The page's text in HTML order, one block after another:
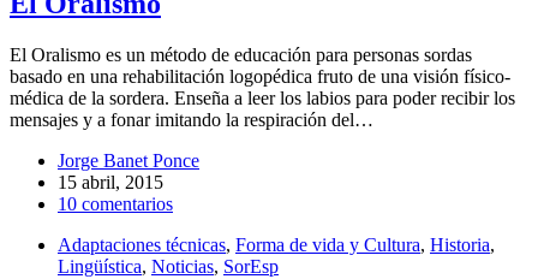
El Oralismo es un método de educación para personas sordas
basado en una rehabilitación logopédica fruto de una visión físico-
médica de la sordera. Enseña a leer los labios para poder recibir los
mensajes y a fonar imitando la respiración del…
Jorge Banet Ponce
15 abril, 2015
10 comentarios
Adaptaciones técnicas, Forma de vida y Cultura, Historia,
Lingüística, Noticias, SorEsp